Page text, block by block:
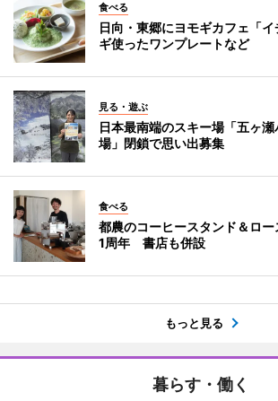
食べる
日向・東郷にヨモギカフェ「
ギ使ったワンプレートなど
見る・遊ぶ
日本最南端のスキー場「五ヶ
場」閉鎖で思い出募集
食べる
都農のコーヒースタンド＆ロ
1周年 書店も併設
もっと見る
暮らす・働く